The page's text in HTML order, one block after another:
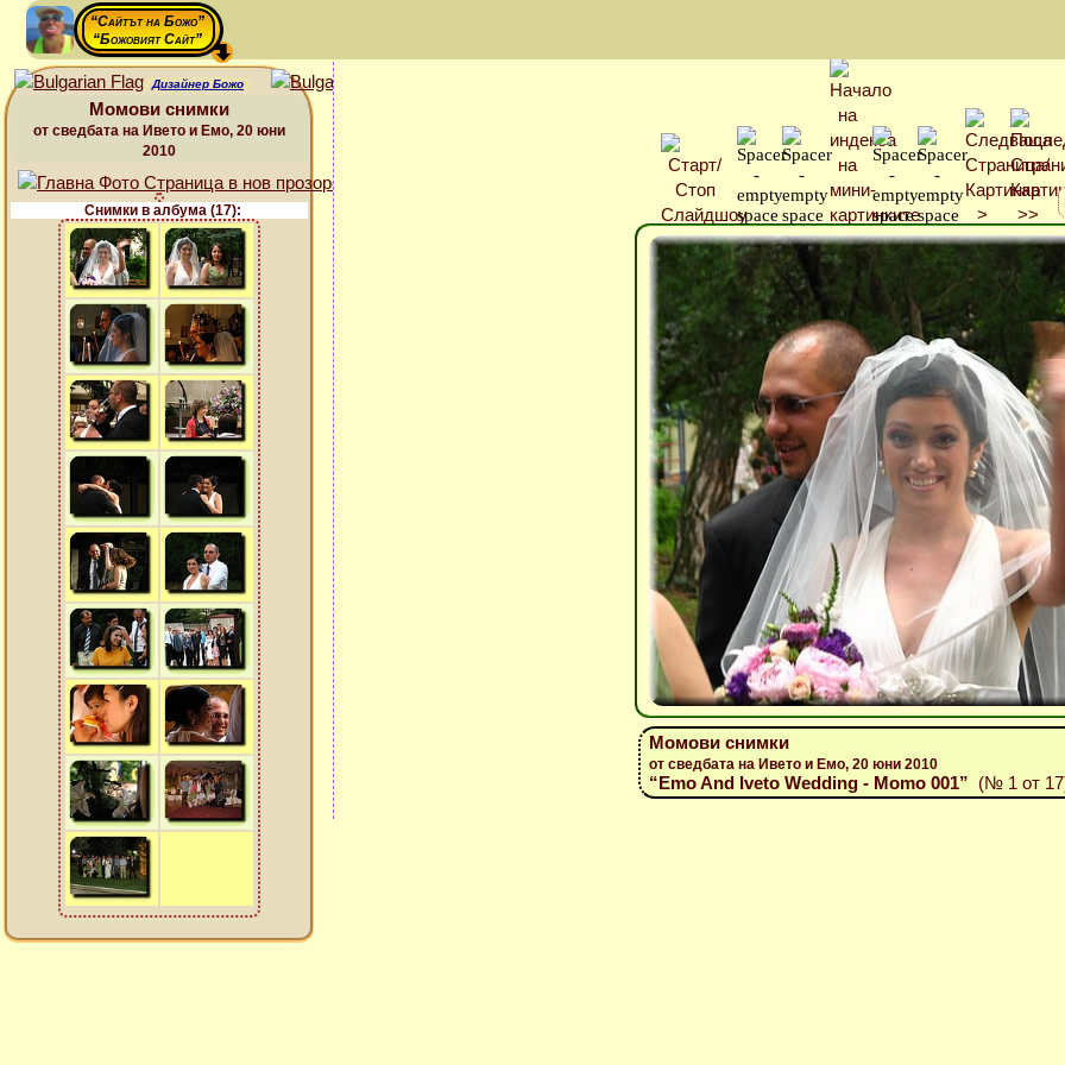
“Сайтът на Божо”
“Божовият Сайт”
Дизайнер Божо
Момови снимки
от сведбата на Ивето и Емо, 20 юни
2010
Снимки в албума (17):
Момови снимки
от сведбата на Ивето и Емо, 20 юни 2010
“Emo And Iveto Wedding - Momo 001” (№ 1 от